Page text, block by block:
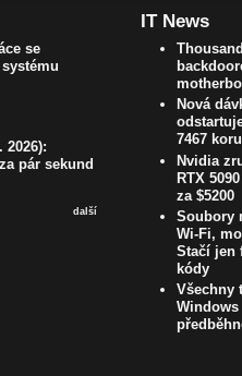
se
2026):
pár sekund
další
IT News
Nová
7467
Nvidia
RTX
za $5200
Soubory
Wi-Fi,
Stačí jen
kódy
Všechny
Windows